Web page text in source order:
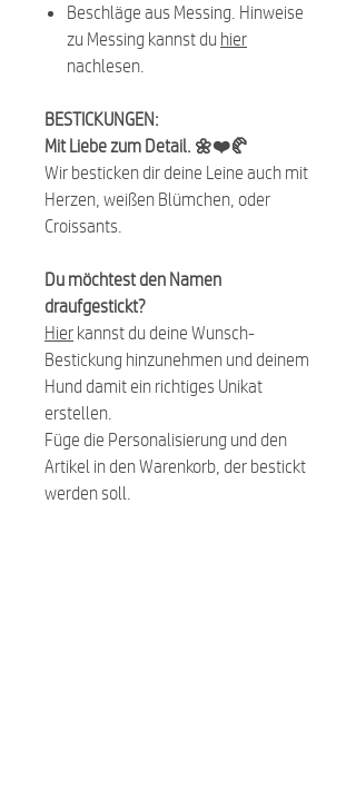
Beschläge aus Messing. Hinweise
zu Messing kannst du hier
nachlesen.
BESTICKUNGEN:
Mit Liebe zum Detail. 🌼❤️🥐
Wir besticken dir deine Leine auch mit
Herzen, weißen Blümchen, oder
Croissants.
Du möchtest den Namen
draufgestickt?
Hier kannst du deine Wunsch-
Bestickung hinzunehmen und deinem
Hund damit ein richtiges Unikat
erstellen.
Füge die Personalisierung und den
Artikel in den Warenkorb, der bestickt
werden soll.